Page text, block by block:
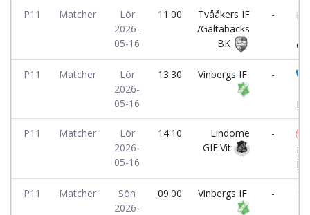
P11 Matcher
Lör
2026-
05-16
11:00
Tvååkers IF
/Galtabäcks
BK
-
P11 Matcher
Lör
2026-
05-16
13:30 Vinbergs IF
-
P11 Matcher
Lör
2026-
05-16
14:10
Lindome
GIF:Vit
-
P11 Matcher
Sön
2026-
09:00 Vinbergs IF
-